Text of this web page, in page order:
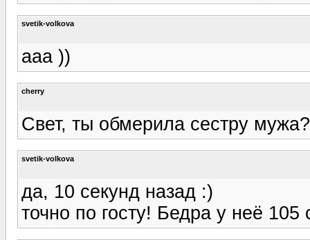
svetik-volkova
ааа ))
cherry
Свет, ты обмерила сестру мужа?
svetik-volkova
да, 10 секунд назад :)
точно по госту! Бедра у неё